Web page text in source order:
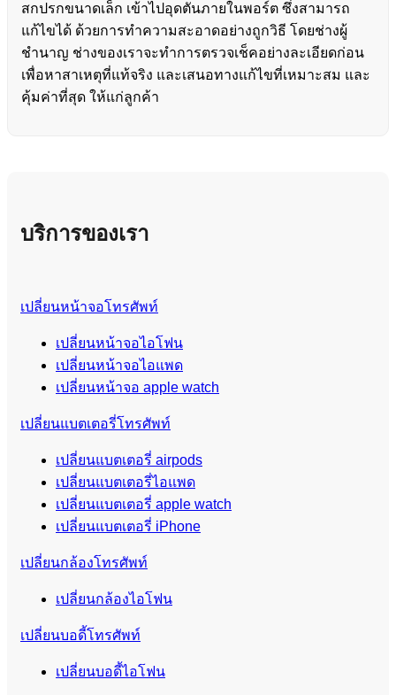
สกปรกขนาดเล็ก เข้าไปอุดตันภายในพอร์ต ซึ่งสามารถ
แก้ไขได้ ด้วยการทำความสะอาดอย่างถูกวิธี โดยช่างผู้
ชำนาญ ช่างของเราจะทำการตรวจเช็คอย่างละเอียดก่อน
เพื่อหาสาเหตุที่แท้จริง และเสนอทางแก้ไขที่เหมาะสม และ
คุ้มค่าที่สุด ให้แก่ลูกค้า
บริการของเรา
เปลี่ยนหน้าจอโทรศัพท์
เปลี่ยนหน้าจอไอโฟน
เปลี่ยนหน้าจอไอแพด
เปลี่ยนหน้าจอ apple watch
เปลี่ยนแบตเตอรี่โทรศัพท์
เปลี่ยนแบตเตอรี่ airpods
เปลี่ยนแบตเตอรี่ไอแพด
เปลี่ยนแบตเตอรี่ apple watch
เปลี่ยนแบตเตอรี่ iPhone
เปลี่ยนกล้องโทรศัพท์
เปลี่ยนกล้องไอโฟน
เปลี่ยนบอดี้โทรศัพท์
เปลี่ยนบอดี้ไอโฟน